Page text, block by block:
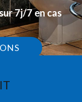
7j/7 en cas